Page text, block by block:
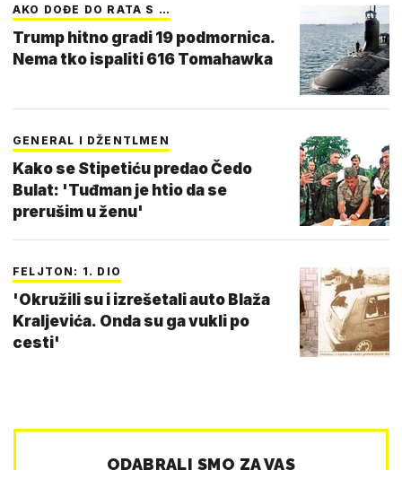
AKO DOĐE DO RATA S …
Trump hitno gradi 19 podmornica.
Nema tko ispaliti 616 Tomahawka
GENERAL I DŽENTLMEN
Kako se Stipetiću predao Čedo
Bulat: 'Tuđman je htio da se
prerušim u ženu'
FELJTON: 1. DIO
'Okružili su i izrešetali auto Blaža
Kraljevića. Onda su ga vukli po
cesti'